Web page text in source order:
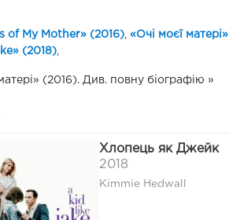
of My Mother» (2016) «Очі моєї матері»
(2018)
(2016). Див. повну біографію »
Хлопець як Джейк
2018
Kimmie Hedwall